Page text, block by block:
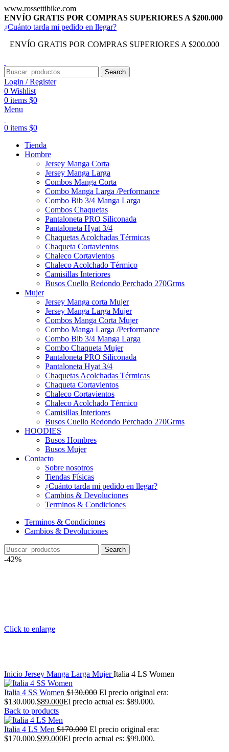
www.rossettibike.com
ENVÍO GRATIS POR COMPRAS SUPERIORES A $200.000
¿Cuánto tarda mi pedido en llegar?
ENVÍO GRATIS POR COMPRAS SUPERIORES A $200.000
Search
Login / Register
0 Wishlist
0 items $0
Menu
0 items $0
Tienda
Hombre
Jersey Manga Corta
Jersey Manga Larga
Combos Manga Corta
Combo Manga Larga /Performance
Combo Bib 3/4 Manga Larga
Combos Chaquetas
Pantaloneta PRO Siliconada
Pantaloneta Hyat 3/4
Chaquetas Acolchadas Térmicas
Chaqueta Cortavientos
Chaleco Cortavientos
Chaleco Acolchado Térmico
Camisillas Interiores
Busos Cuello Redondo Perchado 270Grms
Mujer
Jersey Manga corta Mujer
Jersey Manga Larga Mujer
Combos Manga Corta Mujer
Combo Manga Larga /Performance
Combo Bib 3/4 Manga Larga
Combo Chaqueta Mujer
Pantaloneta PRO Siliconada
Pantaloneta Hyat 3/4
Chaquetas Acolchadas Térmicas
Chaqueta Cortavientos
Chaleco Cortavientos
Chaleco Acolchado Térmico
Camisillas Interiores
Busos Cuello Redondo Perchado 270Grms
HOODIES
Busos Hombres
Busos Mujer
Contacto
Sobre nosotros
Tiendas Físicas
¿Cuánto tarda mi pedido en llegar?
Cambios & Devoluciones
Terminos & Condiciones
Terminos & Condiciones
Cambios & Devoluciones
Search
-42%
Click to enlarge
Inicio Jersey Manga Larga MujerItalia 4 LS Women
Italia 4 SS Women $130.000 El precio original era:
$130.000.$89.000El precio actual es: $89.000.
Back to products
Italia 4 LS Men $170.000 El precio original era:
$170.000.$99.000El precio actual es: $99.000.